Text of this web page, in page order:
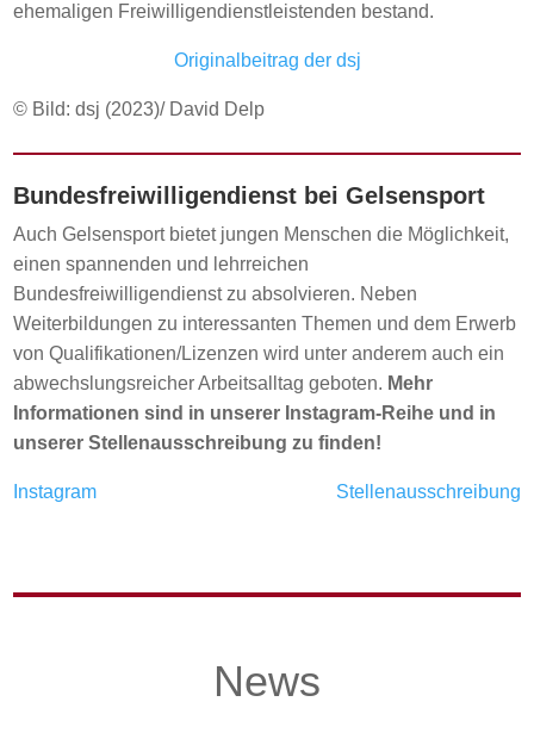
ehemaligen Freiwilligendienstleistenden bestand.
Originalbeitrag der dsj
© Bild: dsj (2023)/ David Delp
Bundesfreiwilligendienst bei Gelsensport
Auch Gelsensport bietet jungen Menschen die Möglichkeit,
einen spannenden und lehrreichen
Bundesfreiwilligendienst zu absolvieren. Neben
Weiterbildungen zu interessanten Themen und dem Erwerb
von Qualifikationen/Lizenzen wird unter anderem auch ein
abwechslungsreicher Arbeitsalltag geboten. Mehr
Informationen sind in unserer Instagram-Reihe und in
unserer Stellenausschreibung zu finden!
Instagram Stellenausschreibung
News